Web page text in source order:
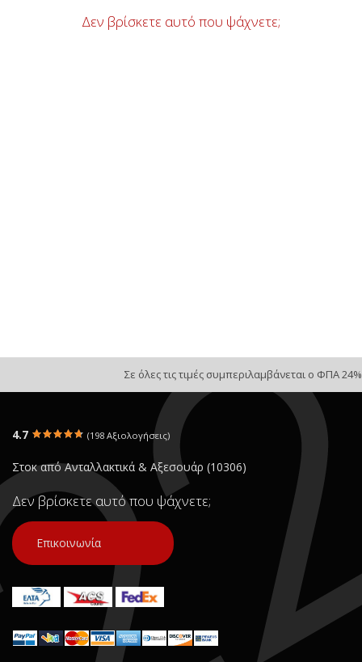
Δεν βρίσκετε αυτό που ψάχνετε;
Σε όλες τις τιμές συμπεριλαμβάνεται ο ΦΠΑ 24%
4.7 (198 Αξιολογήσεις)
Στοκ από Ανταλλακτικά & Αξεσουάρ (10306)
Δεν βρίσκετε αυτό που ψάχνετε;
Επικοινωνία